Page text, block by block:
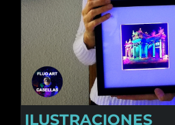
ILUSTRACIONES